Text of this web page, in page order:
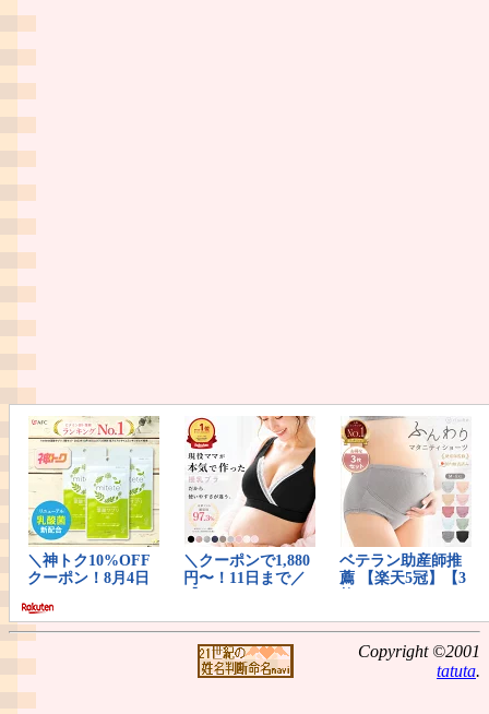
Copyright ©2001
tatuta.